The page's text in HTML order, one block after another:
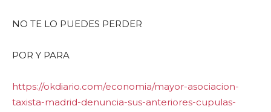
NO TE LO PUEDES PERDER
POR Y PARA
https://okdiario.com/economia/mayor-asociacion-
taxista-madrid-denuncia-sus-anteriores-cupulas-